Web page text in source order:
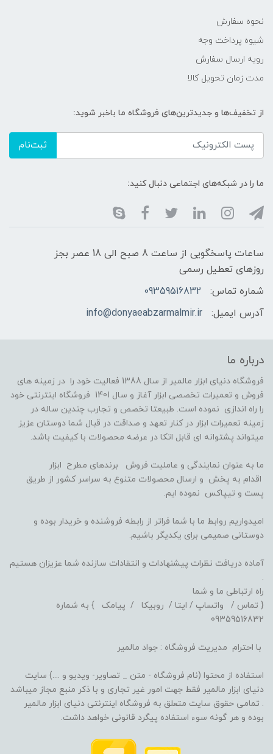
نحوه سفارش
شیوه پرداخت وجه
رویه ارسال سفارش
مدت زمان تحویل کالا
از تخفیف‌ها و جدیدترین‌های فروشگاه ما باخبر شوید:
ثبت‌نام
ما را در شبکه‌های اجتماعی دنبال کنید:
ساعات پاسخگویی از ساعت 8 صبح الی 18 عصر بجز
روزهای تعطیل رسمی
شماره تماس:
09359516832
آدرس ایمیل:
info@donyaeabzarmalmir.ir
درباره ما
فروشگاه دنیای ابزار مالمیر از سال 1388 فعالیت خود را در زمینه های
فروش و تعمیرات تخصصی ابزار آغاز و سال 1401 فروشگاه اینترنتی خود
را راه اندازی نموده است. طبیعتا تخصص و تجارب چندین ساله در
زمینه تعمیرات ابزار در کنار تعهد و صداقت در قبال شما دوستان عزیز
میتواند پشتوانه ای قابل اتکا در عرضه محصولات با کیفیت باشد.
ما به عنوان نمایندگی و عاملیت فروش برندهای مطرح ابزار
اقدام به پخش و ارسال محصولات متنوع به سراسر کشور از طریق
پست و تیپاکس نموده ایم.
امیدواریم روابط ما با شما فراتر از رابطه فروشنده و خریدار بوده و
دوستانی صمیمی برای یکدیگر باشیم.
آماده دریافت نظرات پیشنهادات و انتقادات سازنده شما عزیزان هستیم
.
راه ارتباطی ما و شما
{ تماس / واتساپ / ایتا / روبیکا / پیامک } به شماره
09359516832
با احترام مدیریت فروشگاه : جواد مالمیر
استفاده از محتوا (نام فروشگاه - متن _ تصاویر- ویدیو و ....) سایت
دنیای ابزار مالمیر فقط جهت امور غیر تجاری و با ذکر منبع مجاز میباشد
. تمامی حقوق سایت متعلق به فروشگاه اینترنتی دنیای ابزار مالمیر
بوده و هر گونه سوء استفاده پیگرد قانونی خواهد داشت.